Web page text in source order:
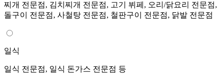
찌개 전문점, 김치찌개 전문점, 고기 뷔페, 오리/닭요리 전문점,
돌구이 전문점, 사철탕 전문점, 철판구이 전문점, 닭발 전문점
일식
일식 전문점, 일식 돈가스 전문점 등